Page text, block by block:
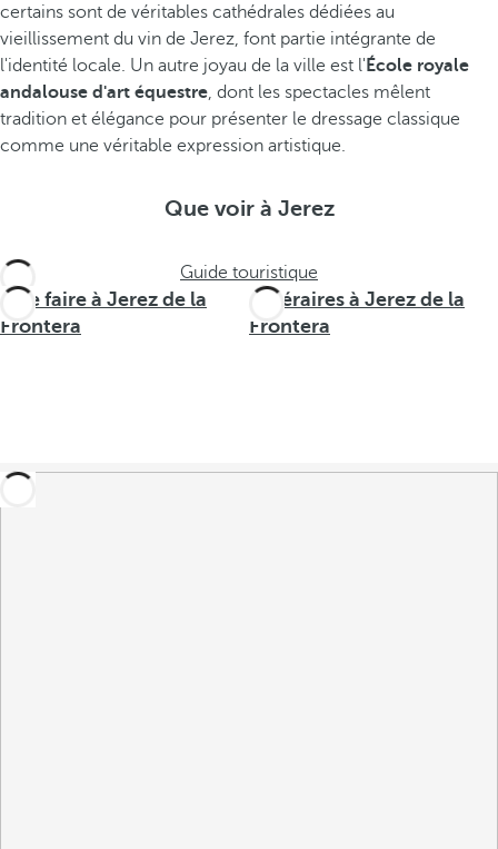
certains sont de véritables cathédrales dédiées au
vieillissement du vin de Jerez, font partie intégrante de
l'identité locale. Un autre joyau de la ville est l' École royale
andalouse d'art équestre, dont les spectacles mêlent
tradition et élégance pour présenter le dressage classique
comme une véritable expression artistique.
Que voir à Jerez
Guide touristique
Que faire à Jerez de la
Frontera
Itinéraires à Jerez de la
Frontera